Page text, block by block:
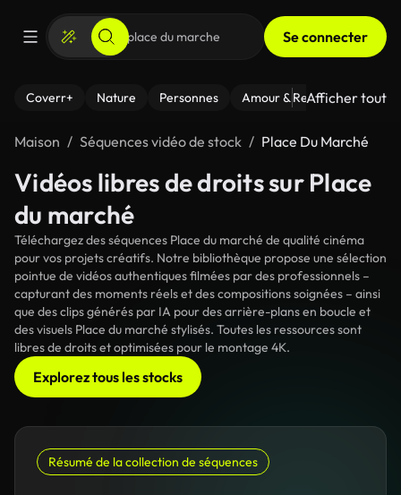
Se connecter
Coverr+ Nature Personnes Amour & Relations Le
Afficher tout
Maison Séquences vidéo de stock Place Du Marché
Vidéos libres de droits sur Place
du marché
Téléchargez des séquences Place du marché de qualité cinéma
pour vos projets créatifs. Notre bibliothèque propose une sélection
pointue de vidéos authentiques filmées par des professionnels –
capturant des moments réels et des compositions soignées – ainsi
que des clips générés par IA pour des arrière-plans en boucle et
des visuels Place du marché stylisés. Toutes les ressources sont
libres de droits et optimisées pour le montage 4K.
Explorez tous les stocks
Résumé de la collection de séquences